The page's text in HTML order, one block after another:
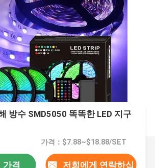
방수 SMD5050 똑똑한 LED 지구
가격：$7.88~$18.88/SET
가격 저희에게 연락하십